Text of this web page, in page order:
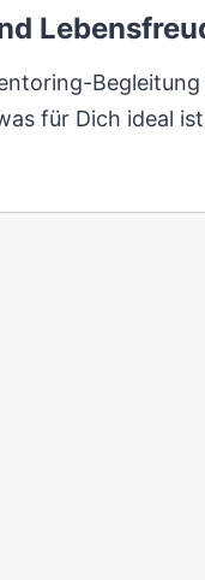
für Dich ideal